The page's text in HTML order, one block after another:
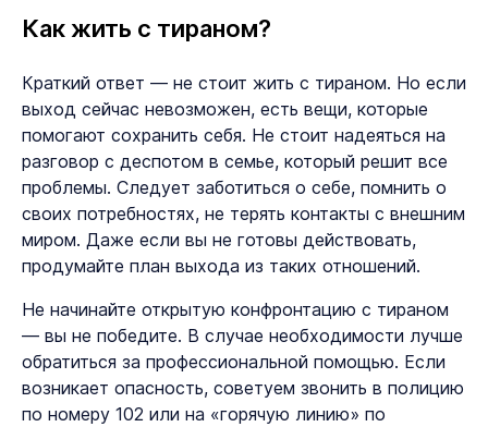
Как жить с тираном?
Краткий ответ — не стоит жить с тираном. Но если
выход сейчас невозможен, есть вещи, которые
помогают сохранить себя. Не стоит надеяться на
разговор с деспотом в семье, который решит все
проблемы. Следует заботиться о себе, помнить о
своих потребностях, не терять контакты с внешним
миром. Даже если вы не готовы действовать,
продумайте план выхода из таких отношений.
Не начинайте открытую конфронтацию с тираном
— вы не победите. В случае необходимости лучше
обратиться за профессиональной помощью. Если
возникает опасность, советуем звонить в полицию
по номеру 102 или на «горячую линию» по